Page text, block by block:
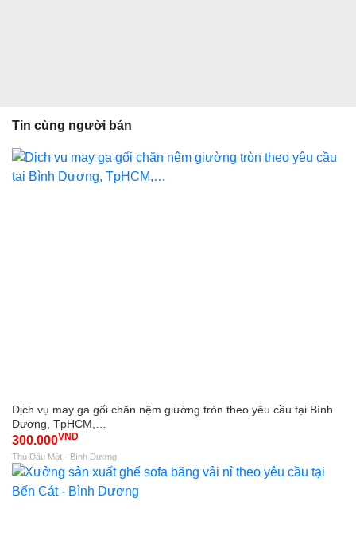
Tin cùng người bán
Dịch vụ may ga gối chăn nệm giường tròn theo yêu cầu tại Bình
Dương, TpHCM,…
300.000VND
Thủ Dầu Một - Bình Dương